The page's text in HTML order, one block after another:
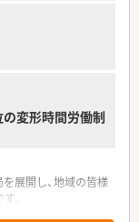
に少なく、ワークラ
にあり、ライフイベ
変形時間労働制
展開し、地域の皆様
。